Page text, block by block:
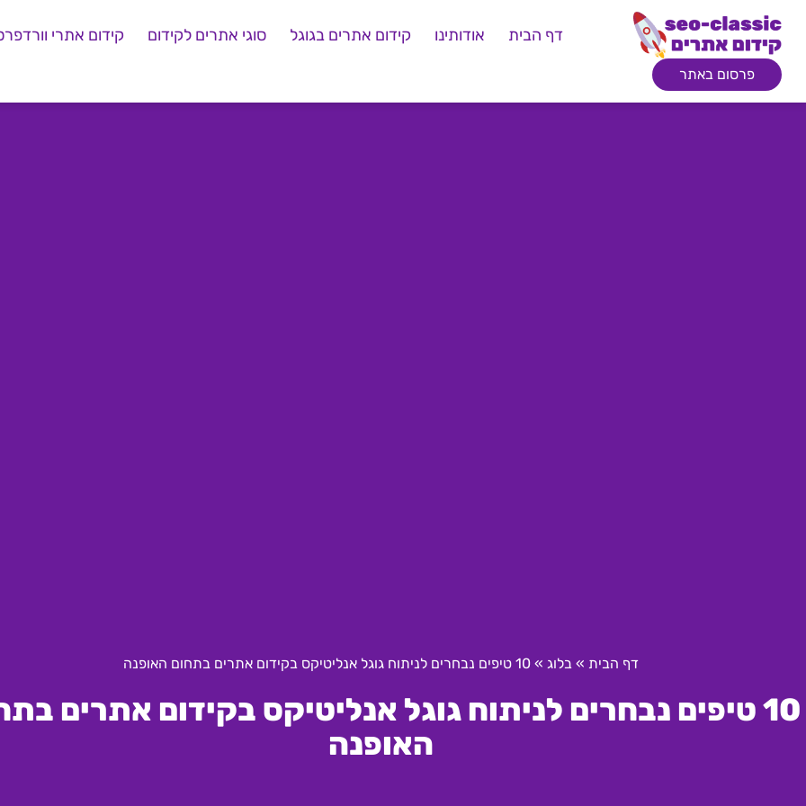
דף הבית אודותינו קידום אתרים בגוגל סוגי אתרים לקידום קידום אתרי
פרסום באתר
דף הבית »בלוג »10 טיפים נבחרים לניתוח גוגל אנליטיקס בקידום אתרים בתחום האופנה
10 טיפים נבחרים לניתוח גוגל אנליטיקס בקידום אתרים
האופנה